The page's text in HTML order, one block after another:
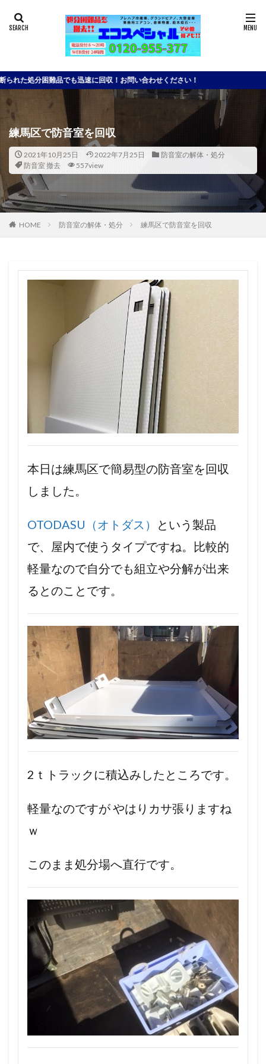
でも迅速に回収！お問い合わせください！
練馬区で防音室を回収
2021年10月25日 2022年7月25日
防音室の解体・処分
防音室 撤去
557view
HOME 防音室の解体・処分 練馬区で防音室を回収
本日は練馬区で簡易型の防音室を回収
しました。
OTODASU（オトダス）
という製品
で、屋内で使うタイプですね。比較的
軽量なので自分でも組立や分解が出来
るとのことです。
2ｔトラックに積込みしたところです。
軽量なのですが やはりカサ張りますね
ｗ
このまま処分場へ直行です。